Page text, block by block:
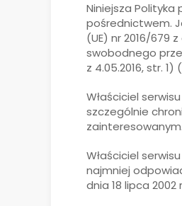
Niniejsza
pośrednictwem.
(UE) nr 2016/679
swobodnego
z 4.05.2016, str. 1)
Właściciel
szczególnie
Właściciel
najmniej
dnia 18 lipca